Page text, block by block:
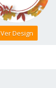
Ver Design